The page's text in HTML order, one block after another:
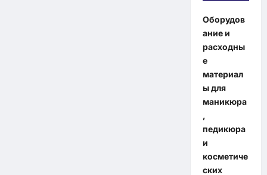
Оборудов
ание и
расходны
е
материал
ы для
маникюра
,
педикюра
и
косметиче
ских